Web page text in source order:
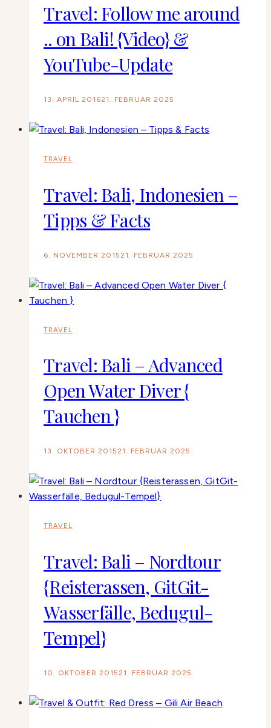
Travel: Follow me around
.. on Bali! {Video} &
YouTube-Update
13. APRIL 201621. FEBRUAR 2025
TRAVEL
Travel: Bali, Indonesien –
Tipps & Facts
6. NOVEMBER 2015 21. FEBRUAR 2025
TRAVEL
Travel: Bali – Advanced
Open Water Diver {
Tauchen }
13. OKTOBER 2015 21. FEBRUAR 2025
TRAVEL
Travel: Bali – Nordtour
{Reisterassen, GitGit-
Wasserfälle, Bedugul-
Tempel}
10. OKTOBER 2015 21. FEBRUAR 2025